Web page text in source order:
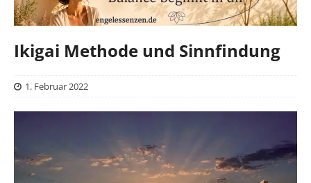
Ikigai Methode und Sinnfindung
1. Februar 2022